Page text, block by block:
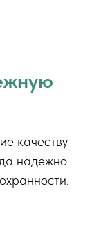
качеству
надежно